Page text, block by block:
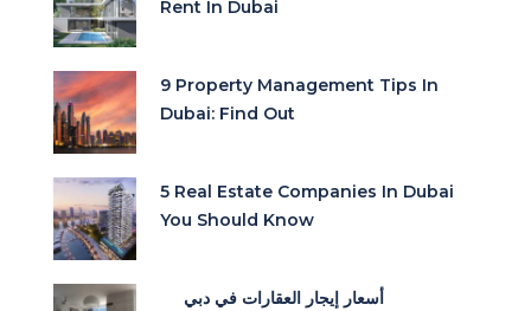
Rent In Dubai
9 Property Management Tips In
Dubai: Find Out
5 Real Estate Companies In Dubai
You Should Know
أسعار إيجار العقارات في دبي